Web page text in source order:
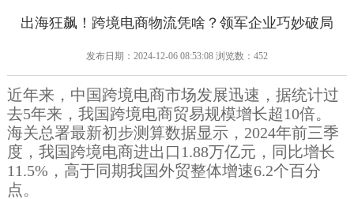
出海狂飙！跨境电商物流凭啥？领军企业巧妙破局
发布日期：2024-12-06 08:53:08 浏览数：452
近年来，中国跨境电商市场发展迅速，据统计过
去5年来，我国跨境电商贸易规模增长超10倍。
海关总署最新初步测算数据显示，2024年前三季
度，我国跨境电商进出口1.88万亿元，同比增长
11.5%，高于同期我国外贸整体增速6.2个百分
点。